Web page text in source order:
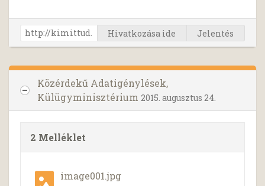
Hivatkozása ide Jelentés
Közérdekű Adatigénylések,
Külügyminisztérium 2015. augusztus 24.
2 Melléklet
image001.jpg